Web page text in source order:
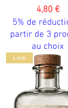
Prix
4,80 €
5% de
partir de 3
au choix
Laos